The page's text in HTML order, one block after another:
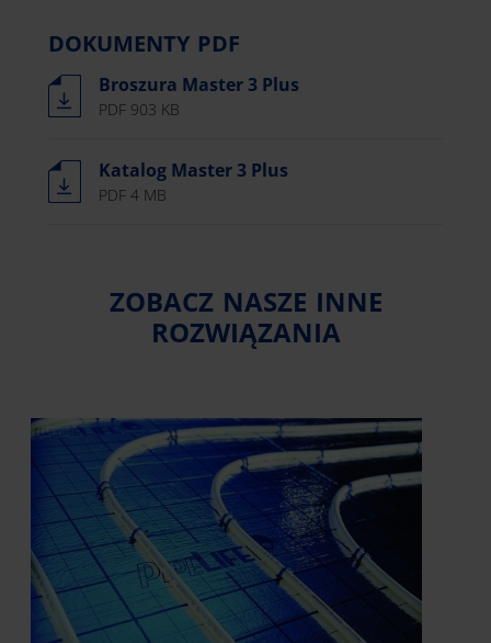
DOKUMENTY PDF
Broszura Master 3 Plus
PDF 903 KB
Katalog Master 3 Plus
PDF 4 MB
ZOBACZ NASZE INNE
ROZWIĄZANIA